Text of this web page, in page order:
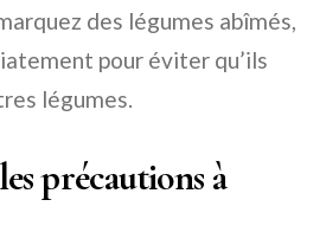
des légumes abîmés,
pour éviter qu’ils
légumes.
précautions à